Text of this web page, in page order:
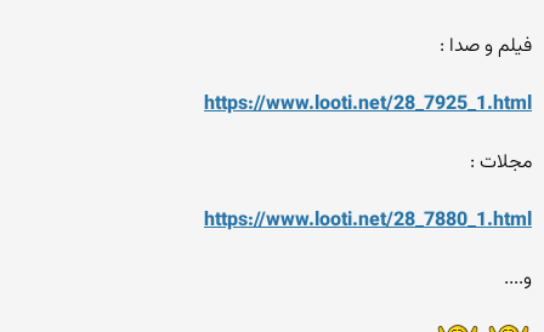
فیلم و صدا :
https://www.looti.net/28_7925_1.html
مجلات :
https://www.looti.net/28_7880_1.html
و....